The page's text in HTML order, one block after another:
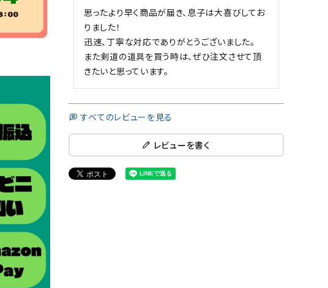
思ったより早く商品が届き、息子は大喜びしてお
りました！
迅速、丁寧な対応でありがとうございました。
また剣道の道具を買う時は、ぜひ注文させて頂
すべてのレビューを見る
レビューを書く